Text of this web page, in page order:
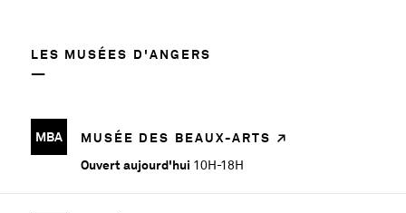
LES MUSÉES D'ANGERS
MBA
MUSÉE DES BEAUX-ARTS
Ouvert aujourd'hui 10H-18H